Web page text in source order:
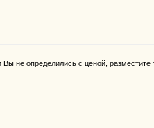
не определились с ценой, разместите